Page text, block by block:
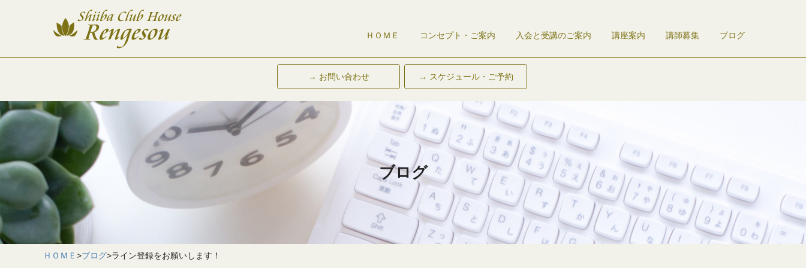
ＨＯＭＥ コンセプト・ご案内 入会と受講のご案内 講座案内 講師募集 ブログ
→ お問い合わせ → スケジュール・ご予約
ブログ
ＨＯＭＥ >ブログ>ライン登録をお願いします！